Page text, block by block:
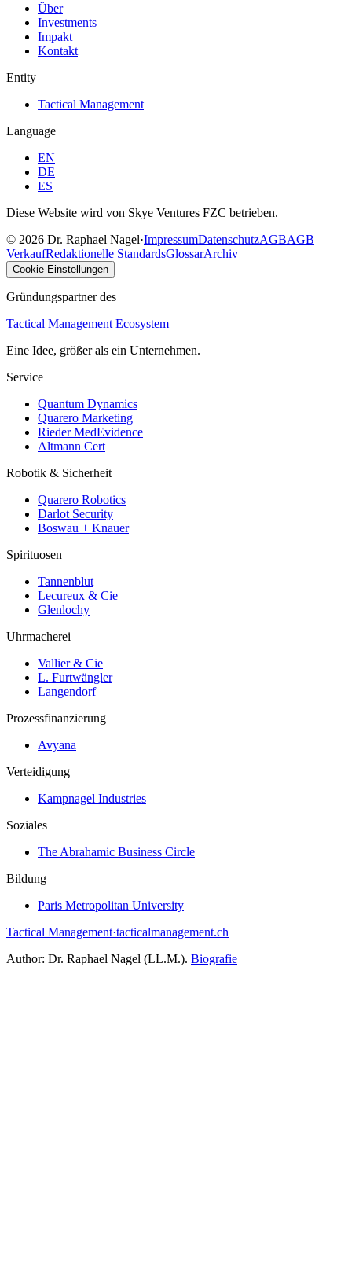
Über
Investments
Impakt
Kontakt
Entity
Tactical Management
Language
EN
DE
ES
Diese Website wird von Skye Ventures FZC betrieben.
© 2026 Dr. Raphael Nagel·ImpressumDatenschutzAGBAGB
VerkaufRedaktionelle StandardsGlossarArchiv
Cookie-Einstellungen
Gründungspartner des
Tactical Management Ecosystem
Eine Idee, größer als ein Unternehmen.
Service
Quantum Dynamics
Quarero Marketing
Rieder MedEvidence
Altmann Cert
Robotik & Sicherheit
Quarero Robotics
Darlot Security
Boswau + Knauer
Spirituosen
Tannenblut
Lecureux & Cie
Glenlochy
Uhrmacherei
Vallier & Cie
L. Furtwängler
Langendorf
Prozessfinanzierung
Avyana
Verteidigung
Kampnagel Industries
Soziales
The Abrahamic Business Circle
Bildung
Paris Metropolitan University
Tactical Management·tacticalmanagement.ch
Author: Dr. Raphael Nagel (LL.M.). Biografie